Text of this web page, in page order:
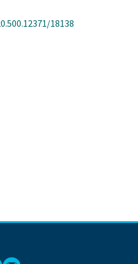
18138